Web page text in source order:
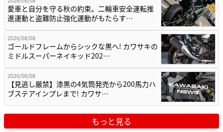
愛車と自分を守る秋の約束。二輪車安全運転推
進運動と盗難防止強化運動がもたらす…
2026/08/08
ゴールドフレームからシックな黒へ! カワサキの
ミドルスーパーネイキッド202…
2026/08/08
【見逃し厳禁】漆黒の4気筒発売から200馬力ハ
ブステアインプレまで! カワサ…
もっと見る